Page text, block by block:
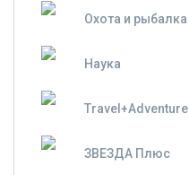
Охота и рыбалка
Наука
Travel+Adventure
ЗВЕЗДА Плюс